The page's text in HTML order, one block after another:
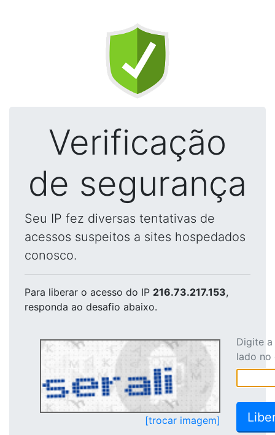
Verificação
de segurança
Seu IP fez diversas tentativas de
acessos suspeitos a sites hospedados
conosco.
Para liberar o acesso do IP 216.73.217.153,
responda ao desafio abaixo.
[trocar imagem]
Digite
lado no